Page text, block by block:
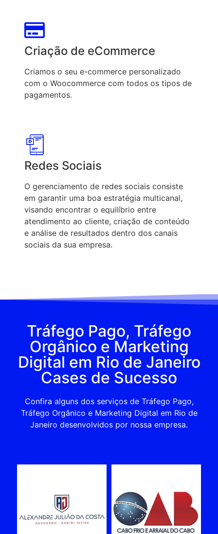
Criação de eCommerce
Criamos o seu e-commerce personalizado
com o Woocommerce com todos os tipos de
pagamentos.
Redes Sociais
O gerenciamento de redes sociais consiste
em garantir uma boa estratégia multicanal,
visando encontrar o equilíbrio entre
atendimento ao cliente, criação de conteúdo
e análise de resultados dentro dos canais
sociais da sua empresa.
Tráfego Pago, Tráfego
Orgânico e Marketing
Digital em Rio de Janeiro
Cases de Sucesso
Confira alguns dos serviços de Tráfego Pago,
Tráfego Orgânico e Marketing Digital em Rio de
Janeiro desenvolvidos por nossa empresa.